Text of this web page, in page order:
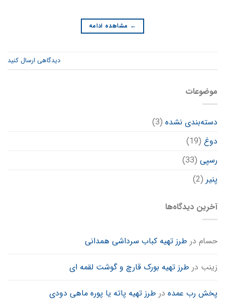
← مشاهده ادامه
دیدگاهی ارسال کنید
موضوعات
دسته‌بندی نشده (3)
دوغ (19)
رسپی (33)
پنیر (2)
آخرین دیدگاه‌ها
حسام در طرز تهیه کباب سرداشی همدانی
زینب در طرز تهیه بورک قارچ و گوشت لقمه ای
پخش رب عمده در طرز تهیه پاته یا پوره ماهی دودی